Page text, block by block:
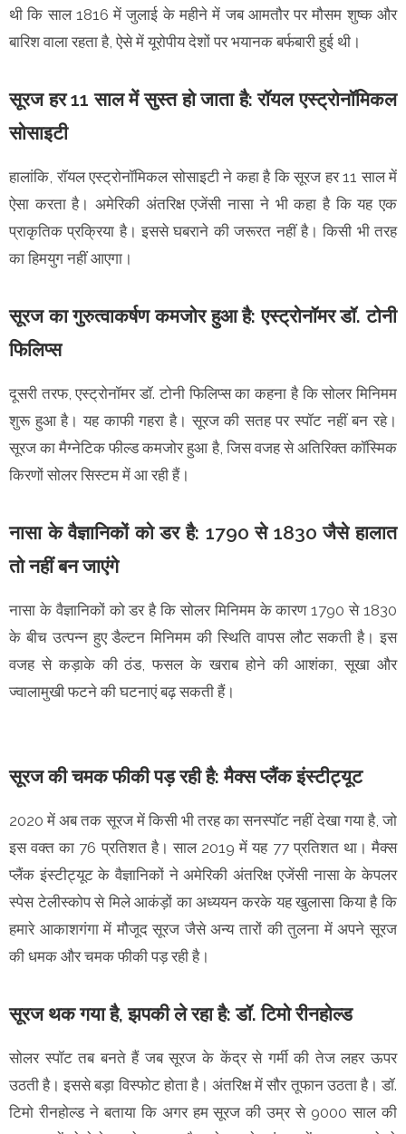
थी कि साल 1816 में जुलाई के महीने में जब आमतौर पर मौसम शुष्क और
बारिश वाला रहता है, ऐसे में यूरोपीय देशों पर भयानक बर्फबारी हुई थी।
सूरज हर 11 साल में सुस्त हो जाता है: रॉयल एस्ट्रोनॉमिकल
सोसाइटी
हालांकि, रॉयल एस्ट्रोनॉमिकल सोसाइटी ने कहा है कि सूरज हर 11 साल में
ऐसा करता है। अमेरिकी अंतरिक्ष एजेंसी नासा ने भी कहा है कि यह एक
प्राकृतिक प्रक्रिया है। इससे घबराने की जरूरत नहीं है। किसी भी तरह
का हिमयुग नहीं आएगा।
सूरज का गुरुत्वाकर्षण कमजोर हुआ है: एस्ट्रोनॉमर डॉ. टोनी
फिलिप्स
दूसरी तरफ, एस्ट्रोनॉमर डॉ. टोनी फिलिप्स का कहना है कि सोलर मिनिमम
शुरू हुआ है। यह काफी गहरा है। सूरज की सतह पर स्पॉट नहीं बन रहे।
सूरज का मैग्नेटिक फील्ड कमजोर हुआ है, जिस वजह से अतिरिक्त कॉस्मिक
किरणों सोलर सिस्टम में आ रही हैं।
नासा के वैज्ञानिकों को डर है: 1790 से 1830 जैसे हालात
तो नहीं बन जाएंगे
नासा के वैज्ञानिकों को डर है कि सोलर मिनिमम के कारण 1790 से 1830
के बीच उत्पन्न हुए डैल्टन मिनिमम की स्थिति वापस लौट सकती है। इस
वजह से कड़ाके की ठंड, फसल के खराब होने की आशंका, सूखा और
ज्‍वालामुखी फटने की घटनाएं बढ़ सकती हैं।
सूरज की चमक फीकी पड़ रही है: मैक्स प्लैंक इंस्टीट्यूट
2020 में अब तक सूरज में किसी भी तरह का सनस्पॉट नहीं देखा गया है, जो
इस वक्त का 76 प्रतिशत है। साल 2019 में यह 77 प्रतिशत था। मैक्स
प्लैंक इंस्टीट्यूट के वैज्ञानिकों ने अमेरिकी अंतरिक्ष एजेंसी नासा के केपलर
स्पेस टेलीस्कोप से मिले आकंड़ों का अध्ययन करके यह खुलासा किया है कि
हमारे आकाशगंगा में मौजूद सूरज जैसे अन्य तारों की तुलना में अपने सूरज
की धमक और चमक फीकी पड़ रही है।
सूरज थक गया है, झपकी ले रहा है: डॉ. टिमो रीनहोल्ड
सोलर स्पॉट तब बनते हैं जब सूरज के केंद्र से गर्मी की तेज लहर ऊपर
उठती है। इससे बड़ा विस्फोट होता है। अंतरिक्ष में सौर तूफान उठता है। डॉ.
टिमो रीनहोल्ड ने बताया कि अगर हम सूरज की उम्र से 9000 साल की